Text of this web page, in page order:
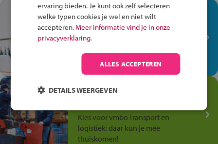
In de winkel ben je op je
plek!
Ontdek via het vmbo jouw talent
op de winkelvloer, waar elke dag
anders is!
Jouw talent in de
Kies voor vmbo Transport en
logistiek: daar kun je mee
thuiskomen!
ervaring bieden. Je kunt ook zelf selecteren
welke typen cookies je wel en niet wilt
accepteren. Meer informatie vind je in onze
privacyverklaring.
ALLES ACCEPTEREN
DETAILS WEERGEVEN